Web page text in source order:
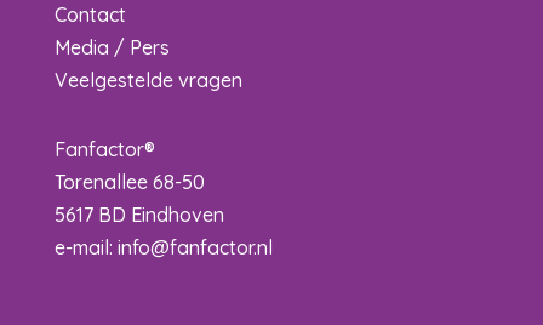
Contact
Media / Pers
Veelgestelde vragen
Fanfactor®
Torenallee 68-50
5617 BD Eindhoven
e-mail: info@fanfactor.nl